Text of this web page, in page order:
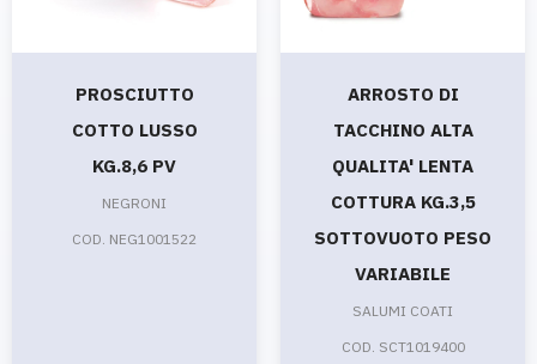
PROSCIUTTO
COTTO LUSSO
KG.8,6 PV
NEGRONI
COD. NEG1001522
ARROSTO DI
TACCHINO ALTA
QUALITA' LENTA
COTTURA KG.3,5
SOTTOVUOTO PESO
VARIABILE
SALUMI COATI
COD. SCT1019400